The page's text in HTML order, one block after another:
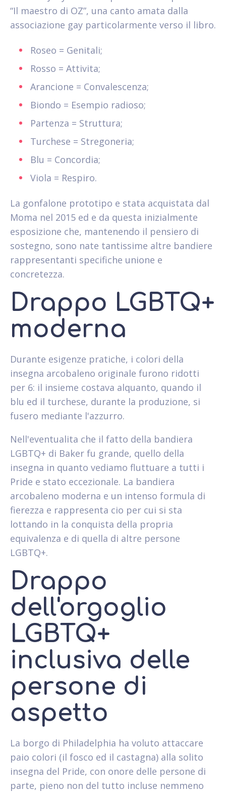
“Il maestro di OZ”, una canto amata dalla
associazione gay particolarmente verso il libro.
Roseo = Genitali;
Rosso = Attivita;
Arancione = Convalescenza;
Biondo = Esempio radioso;
Partenza = Struttura;
Turchese = Stregoneria;
Blu = Concordia;
Viola = Respiro.
La gonfalone prototipo e stata acquistata dal
Moma nel 2015 ed e da questa inizialmente
esposizione che, mantenendo il pensiero di
sostegno, sono nate tantissime altre bandiere
rappresentanti specifiche unione e
concretezza.
Drappo LGBTQ+
moderna
Durante esigenze pratiche, i colori della
insegna arcobaleno originale furono ridotti
per 6: il insieme costava alquanto, quando il
blu ed il turchese, durante la produzione, si
fusero mediante l'azzurro.
Nell'eventualita che il fatto della bandiera
LGBTQ+ di Baker fu grande, quello della
insegna in quanto vediamo fluttuare a tutti i
Pride e stato eccezionale. La bandiera
arcobaleno moderna e un intenso formula di
fierezza e rappresenta cio per cui si sta
lottando in la conquista della propria
equivalenza e di quella di altre persone
LGBTQ+.
Drappo
dell'orgoglio
LGBTQ+
inclusiva delle
persone di
aspetto
La borgo di Philadelphia ha voluto attaccare
paio colori (il fosco ed il castagna) alla solito
insegna del Pride, con onore delle persone di
parte, pieno non del tutto incluse nemmeno